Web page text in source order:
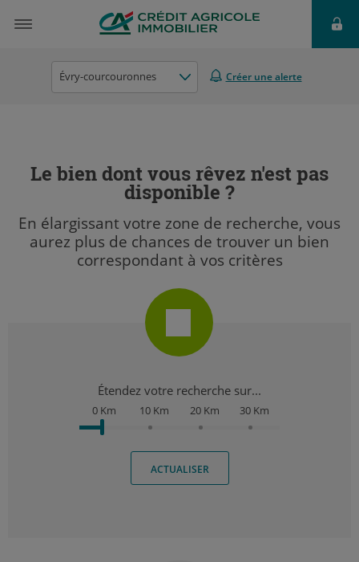
Évry-courcouronnes Créer une alerte
Le bien dont vous rêvez n'est pas
disponible ?
En élargissant votre zone de recherche, vous
aurez plus de chances de trouver un bien
correspondant à vos critères
Étendez votre recherche sur...
0 Km 10 Km 20 Km 30 Km
ACTUALISER